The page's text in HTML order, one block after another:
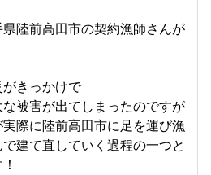
陸前高田市の契約漁師さんが
きっかけで
被害が出てしまったのですが
際に陸前高田市に足を運び漁
建て直していく過程の一つと